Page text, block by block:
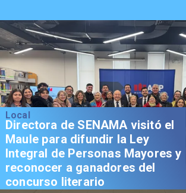
Local
Directora de SENAMA visitó el
Maule para difundir la Ley
Integral de Personas Mayores y
reconocer a ganadores del
concurso literario